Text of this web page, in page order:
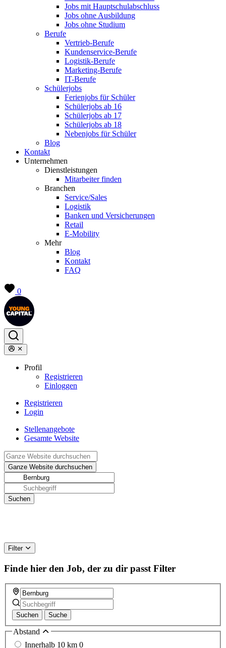
Jobs mit Hauptschulabschluss
Jobs ohne Ausbildung
Jobs ohne Studium
Berufe
Vertrieb-Berufe
Kundenservice-Berufe
Logistik-Berufe
Marketing-Berufe
IT-Berufe
Schülerjobs
Ferienjobs für Schüler
Schülerjobs ab 16
Schülerjobs ab 17
Schülerjobs ab 18
Nebenjobs für Schüler
Blog
Kontakt
Unternehmen
Dienstleistungen
Mitarbeiter finden
Branchen
Service/Sales
Logistik
Banken und Versicherungen
Retail
E-Mobility
Mehr
Blog
Kontakt
FAQ
0
Profil
Registrieren
Einloggen
Registrieren
Login
Stellenangebote
Gesamte Website
Filter
Finde hier den Job, der zu dir passt Filter
Suchen Suche
Abstand
Innerhalb 10 km 0